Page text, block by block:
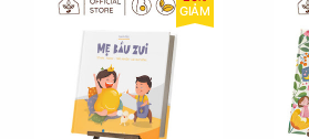
GIẢM